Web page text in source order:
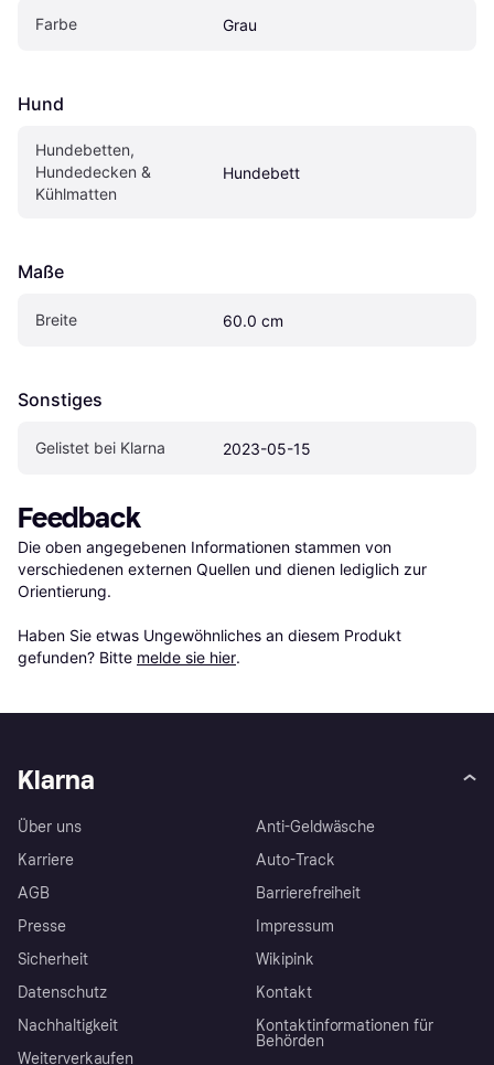
Farbe Grau
Hund
Hundebetten,
Hundedecken &
Kühlmatten
Hundebett
Maße
Breite 60.0 cm
Sonstiges
Gelistet bei Klarna 2023-05-15
Feedback
Die oben angegebenen Informationen stammen von
verschiedenen externen Quellen und dienen lediglich zur
Orientierung.
Haben Sie etwas Ungewöhnliches an diesem Produkt
gefunden? Bitte melde sie hier.
Klarna
Über uns
Karriere
AGB
Presse
Sicherheit
Datenschutz
Nachhaltigkeit
Weiterverkaufen
Anti-Geldwäsche
Auto-Track
Barrierefreiheit
Impressum
Wikipink
Kontakt
Kontaktinformationen für
Behörden